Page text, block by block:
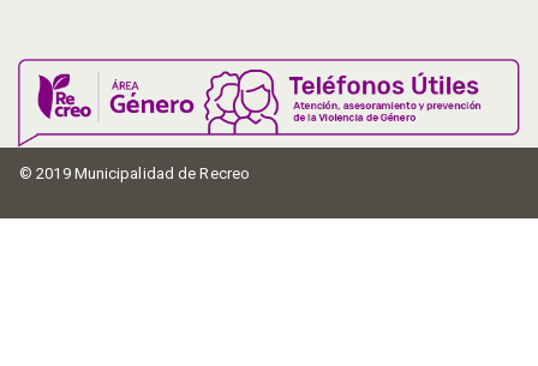
© 2019 Municipalidad de Recreo